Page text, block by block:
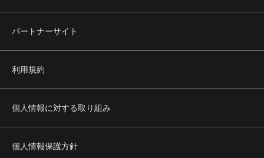
パートナーサイト
利用規約
個人情報に対する取り組み
個人情報保護方針